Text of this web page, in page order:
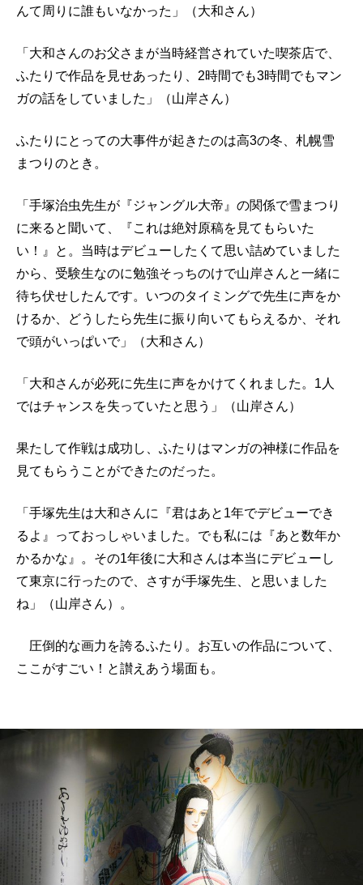
んて周りに誰もいなかった」（大和さん）
「大和さんのお父さまが当時経営されていた喫茶店で、
ふたりで作品を見せあったり、2時間でも3時間でもマン
ガの話をしていました」（山岸さん）
ふたりにとっての大事件が起きたのは高3の冬、札幌雪
まつりのとき。
「手塚治虫先生が『ジャングル大帝』の関係で雪まつり
に来ると聞いて、『これは絶対原稿を見てもらいた
い！』と。当時はデビューしたくて思い詰めていました
から、受験生なのに勉強そっちのけで山岸さんと一緒に
待ち伏せしたんです。いつのタイミングで先生に声をか
けるか、どうしたら先生に振り向いてもらえるか、それ
で頭がいっぱいで」（大和さん）
「大和さんが必死に先生に声をかけてくれました。1人
ではチャンスを失っていたと思う」（山岸さん）
果たして作戦は成功し、ふたりはマンガの神様に作品を
見てもらうことができたのだった。
「手塚先生は大和さんに『君はあと1年でデビューでき
るよ』っておっしゃいました。でも私には『あと数年か
かるかな』。その1年後に大和さんは本当にデビューし
て東京に行ったので、さすが手塚先生、と思いました
ね」（山岸さん）。
圧倒的な画力を誇るふたり。お互いの作品について、
ここがすごい！と讃えあう場面も。